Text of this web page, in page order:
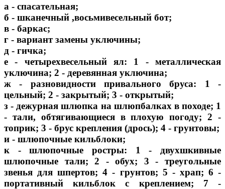
а - спасательная;
б - шканечный ,восьмивесельный бот;
в - баркас;
г - вариант замены уключины;
д - гичка;
е - четырехвесельный ял: 1 - металлическая
уключина; 2 - деревянная уключина;
ж - разновидности привального бруса: 1 -
цельный; 2 - закрытый; 3 - открытый;
з - дежурная шлюпка на шлюпбалках в походе; 1
- тали, обтягивающиеся в плохую погоду; 2 -
топрик; 3 - брус крепления (дрось); 4 - грунтовы;
и - шлюпочные кильблоки;
к - шлюпочные ростры: 1 - двухшкивные
шлюпочные тали; 2 - обух; 3 - треугольные
звенья для шпертов; 4 - грунтов; 5 - храп; 6 -
портативный кильблок с креплением; 7 -